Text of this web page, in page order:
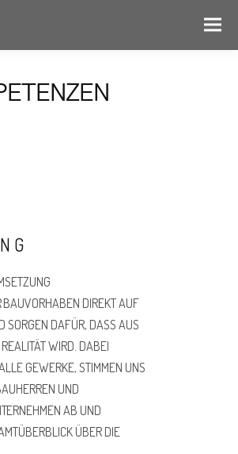
DIREKT AUF
SORGEN DAFÜR, DASS AUS
WIRD. DABEI
GEWERKE, STIMMEN UNS
UND
AB UND
ÜBER DIE